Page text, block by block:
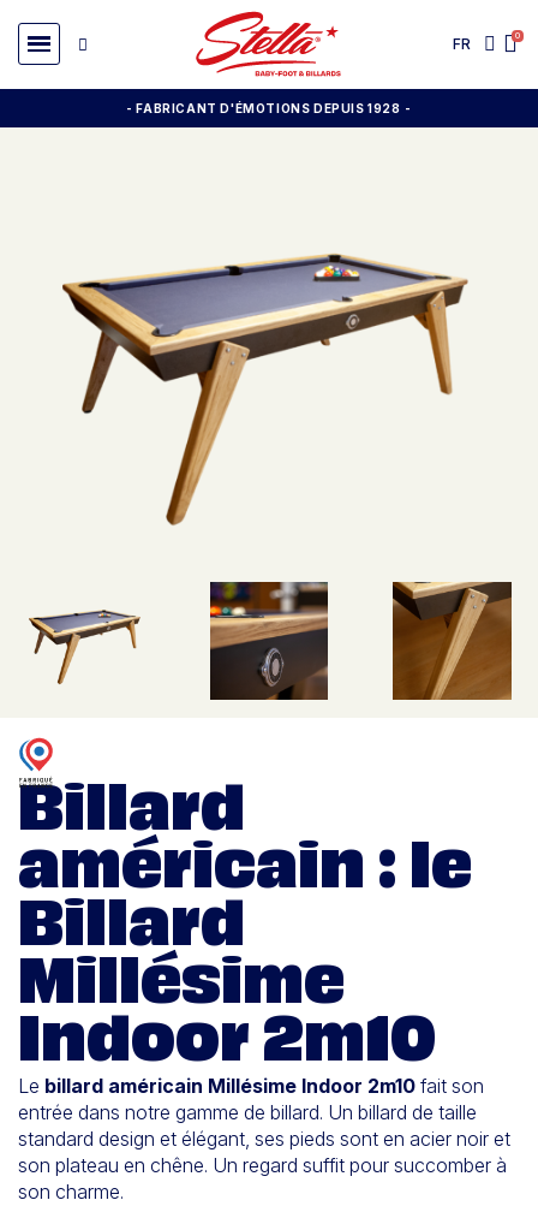
FR
- FABRICANT D'ÉMOTIONS DEPUIS 1928 -
Billard
américain : le
Billard
Millésime
Indoor 2m10
Le billard américain Millésime Indoor 2m10 fait son
entrée dans notre gamme de billard. Un billard de taille
standard design et élégant, ses pieds sont en acier noir et
son plateau en chêne. Un regard suffit pour succomber à
son charme.